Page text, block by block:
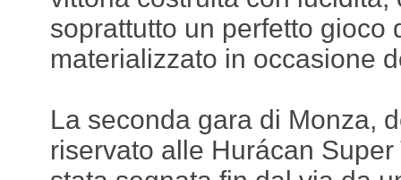
soprattutto un perfetto gioco
materializzato in occasione
La seconda gara di Monza,
riservato alle Hurácan